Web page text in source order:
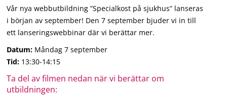
Vår nya webbutbildning ”Specialkost på sjukhus” lanseras
i början av september! Den 7 september bjuder vi in till
ett lanseringswebbinar där vi berättar mer.
Datum: Måndag 7 september
Tid: 13:30-14:15
Ta del av filmen nedan när vi berättar om
utbildningen: